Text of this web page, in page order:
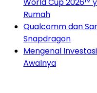
Rumah
Qualcomm dan
Snapdragon
Mengenal
Awalnya